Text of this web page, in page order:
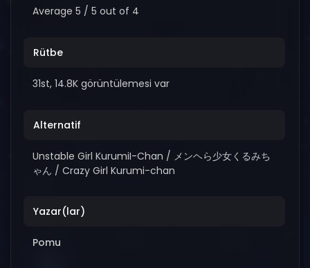
Average5 /5 out of 4
Rütbe
31st, 14.8K görüntülemesi var
Alternatif
Unstable Girl KurumiI-Chan / メンヘら少女くるみち
ゃん / Crazy Girl Kurumi-chan
Yazar(lar)
Pomu